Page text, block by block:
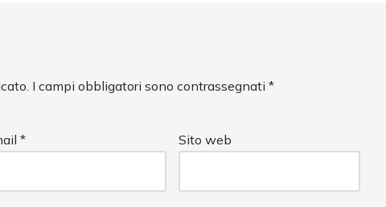
I campi obbligatori sono contrassegnati *
* Sito web